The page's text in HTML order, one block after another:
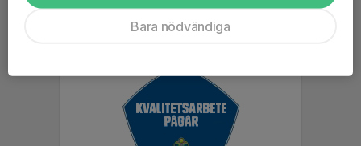
Bara nödvändiga